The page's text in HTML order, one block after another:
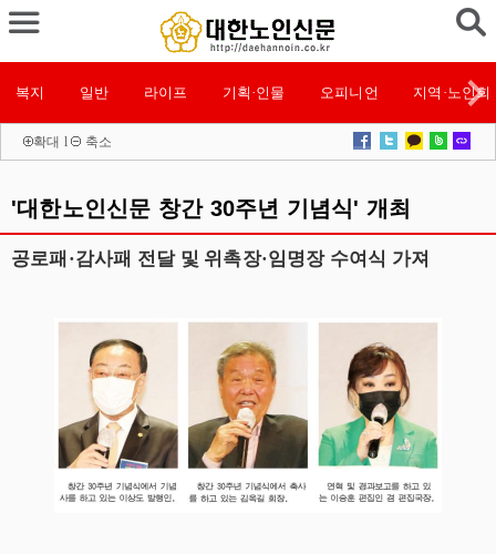
복지 일반 라이프 기획·인물 오피니언 지역·노인회
확대 l 축소
'대한노인신문 창간 30주년 기념식' 개최
공로패·감사패 전달 및 위촉장·임명장 수여식 가져